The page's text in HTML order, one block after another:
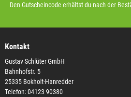
Den Gutscheincode erhältst du nach der
Kontakt
Gustav Schlüter GmbH
Bahnhofstr. 5
25335 Bokholt-Hanredder
Telefon: 04123 90380